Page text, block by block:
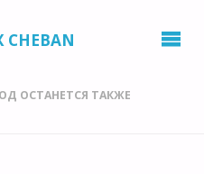
ОСТАНЕТСЯ ТАКЖЕ